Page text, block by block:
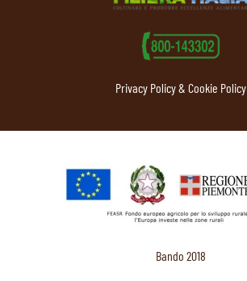
Privacy Policy & Cookie Policy
Bando 2018